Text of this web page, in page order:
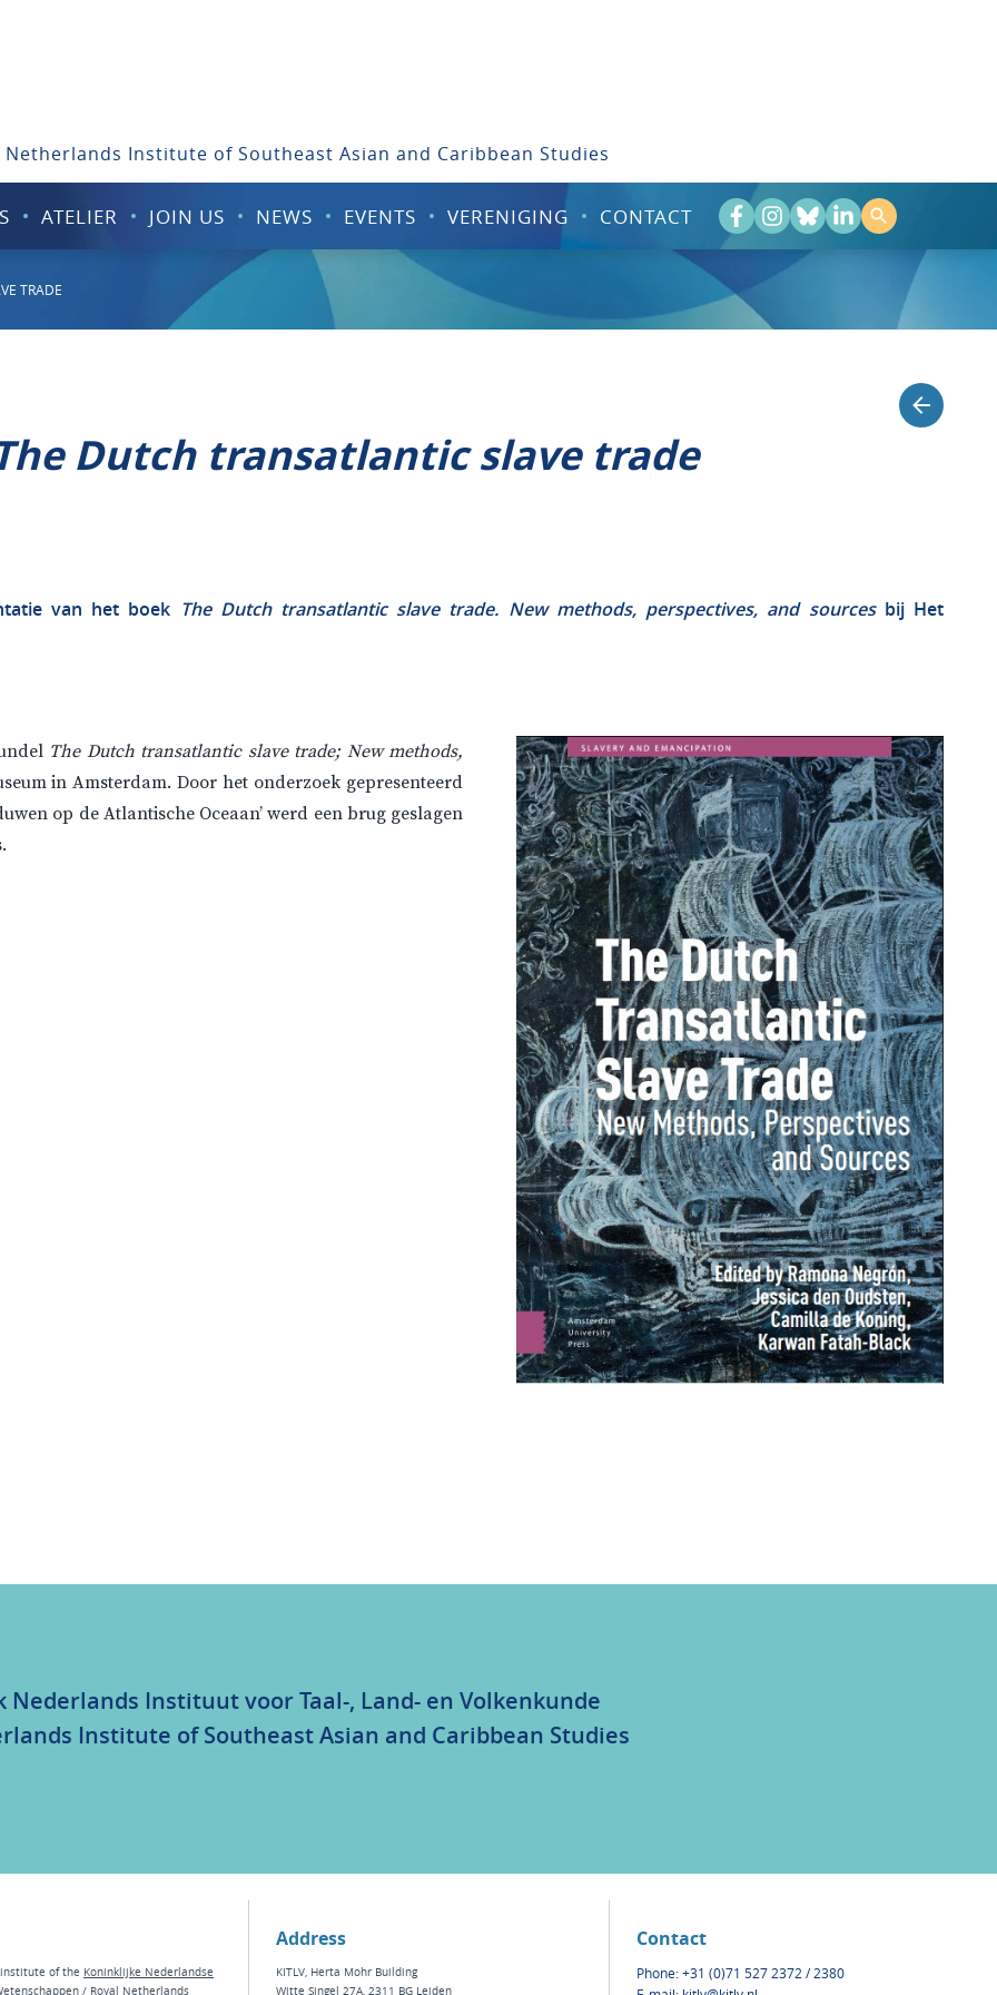
Netherlands Institute of Southeast Asian and Caribbean Studies
ATELIER JOIN US NEWS EVENTS VERENIGING CONTACT
TRADE
Dutch transatlantic slave trade
van het boek The Dutch transatlantic slave trade. New methods, perspectives, and sourcesbij Het
The Dutch transatlantic slave trade; New methods,
in Amsterdam. Door het onderzoek gepresenteerd
op de Atlantische Oceaan’ werd een brug geslagen
Nederlands Instituut voor Taal-, Land- en Volkenkunde
Institute of Southeast Asian and Caribbean Studies
institute of the Koninklijke Nederlandse
/ Royal Netherlands
Address
KITLV, Herta Mohr Building
Witte Singel 27A, 2311 BG Leiden
Contact
Phone: +31 (0)71 527 2372 / 2380